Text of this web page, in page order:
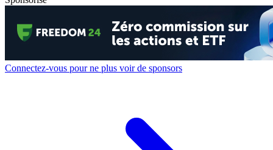
Connectez-vous pour ne plus voir de sponsors